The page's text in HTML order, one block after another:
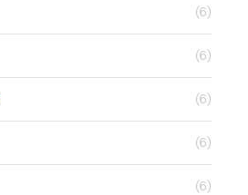
(6)
(6)
(6)
(6)
(6)